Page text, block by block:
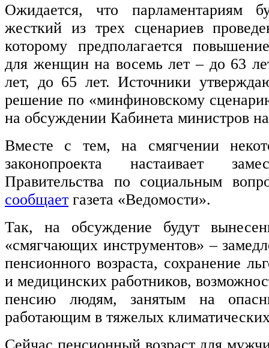
Ожидается, что парламентариям
жесткий из трех сценариев
которому предполагается
для женщин на восемь лет – до 63
лет, до 65 лет. Источники
решение по «минфиновскому
на обсуждении Кабинета министров
Вместе с тем, на смягчении
законопроекта настаивает
Правительства по социальным
сообщает газета «Ведомости».
Так, на обсуждение будут
«смягчающих инструментов» –
пенсионного возраста, сохранение
и медицинских работников,
пенсию людям, занятым на
работающим в тяжелых
Сейчас пенсионный возраст для